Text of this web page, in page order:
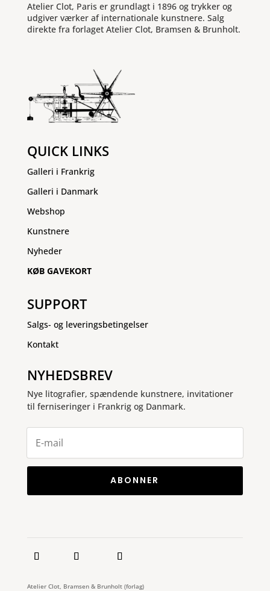
Atelier Clot, Paris er grundlagt i 1896 og trykker og
udgiver værker af internationale kunstnere. Salg
direkte fra forlaget Atelier Clot, Bramsen & Brunholt.
QUICK LINKS
Galleri i Frankrig
Galleri i Danmark
Webshop
Kunstnere
Nyheder
KØB GAVEKORT
SUPPORT
Salgs- og leveringsbetingelser
Kontakt
NYHEDSBREV
Nye litografier, spændende kunstnere, invitationer
til ferniseringer i Frankrig og Danmark.
ABONNER
Atelier Clot, Bramsen & Brunholt (forlag)